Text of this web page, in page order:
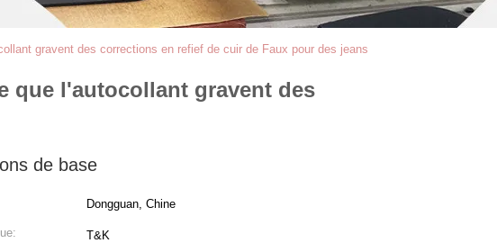
gravent des corrections en refief de cuir de Faux pour des jeans
que l'autocollant gravent des
de base
Dongguan, Chine
T&K